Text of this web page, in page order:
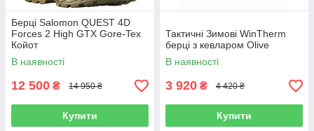
Берці Salomon QUEST 4D
Forces 2 High GTX Gore-Tex
Койот
В наявності
12 500 ₴ 14 950 ₴
Купити
Тактичні Зимові WinTherm
берці з кевларом Olive
В наявності
3 920 ₴ 4 420 ₴
Купити